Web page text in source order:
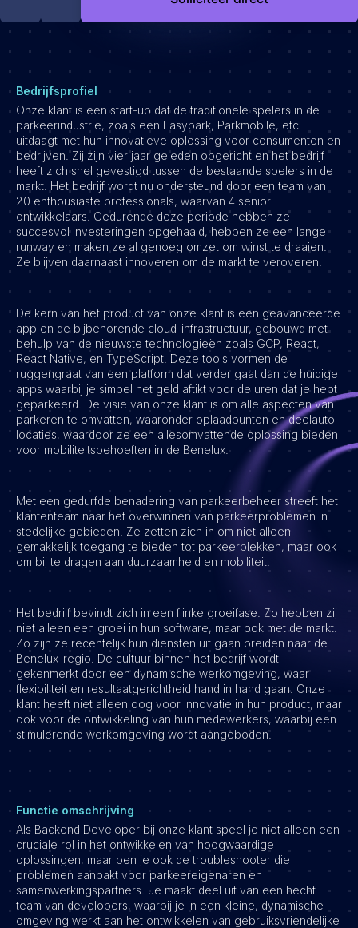
Engineering & leadership
Marketing
Product
Sales
Specialistische techrollen
Support
Operations & HR
Inzichten
Over ons
Werken bij Haystack People
Jobmarketing
Contact
Vacatures
Bedrijfsprofiel
Onze klant is een start-up dat de traditionele spelers in de
parkeerindustrie, zoals een Easypark, Parkmobile, etc
uitdaagt met hun innovatieve oplossing voor consumenten en
bedrijven. Zij zijn vier jaar geleden opgericht en het bedrijf
heeft zich snel gevestigd tussen de bestaande spelers in de
markt. Het bedrijf wordt nu ondersteund door een team van
20 enthousiaste professionals, waarvan 4 senior
ontwikkelaars. Gedurende deze periode hebben ze
succesvol investeringen opgehaald, hebben ze een lange
runway en maken ze al genoeg omzet om winst te draaien.
Ze blijven daarnaast innoveren om de markt te veroveren.
De kern van het product van onze klant is een geavanceerde
app en de bijbehorende cloud-infrastructuur, gebouwd met
behulp van de nieuwste technologieën zoals GCP, React,
React Native, en TypeScript. Deze tools vormen de
ruggengraat van een platform dat verder gaat dan de huidige
apps waarbij je simpel het geld aftikt voor de uren dat je hebt
geparkeerd. De visie van onze klant is om alle aspecten van
parkeren te omvatten, waaronder oplaadpunten en deelauto-
locaties, waardoor ze een allesomvattende oplossing bieden
voor mobiliteitsbehoeften in de Benelux.
Met een gedurfde benadering van parkeerbeheer streeft het
klantenteam naar het overwinnen van parkeerproblemen in
stedelijke gebieden. Ze zetten zich in om niet alleen
gemakkelijk toegang te bieden tot parkeerplekken, maar ook
om bij te dragen aan duurzaamheid en mobiliteit.
Het bedrijf bevindt zich in een flinke groeifase. Zo hebben zij
niet alleen een groei in hun software, maar ook met de markt.
Zo zijn ze recentelijk hun diensten uit gaan breiden naar de
Benelux-regio. De cultuur binnen het bedrijf wordt
gekenmerkt door een dynamische werkomgeving, waar
flexibiliteit en resultaatgerichtheid hand in hand gaan. Onze
klant heeft niet alleen oog voor innovatie in hun product, maar
ook voor de ontwikkeling van hun medewerkers, waarbij een
stimulerende werkomgeving wordt aangeboden.
Functie omschrijving
Als Backend Developer bij onze klant speel je niet alleen een
cruciale rol in het ontwikkelen van hoogwaardige
oplossingen, maar ben je ook de troubleshooter die
problemen aanpakt voor parkeereigenaren en
samenwerkingspartners. Je maakt deel uit van een hecht
team van developers, waarbij je in een kleine, dynamische
omgeving werkt aan het ontwikkelen van gebruiksvriendelijke